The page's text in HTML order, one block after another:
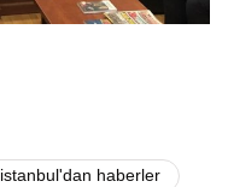
i̇stanbul'dan haberler